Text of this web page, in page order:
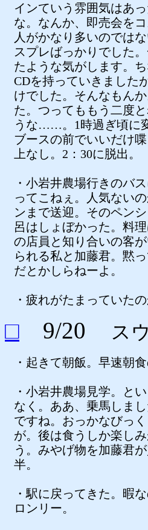
インていう雰囲気はあ
な。なんか、即売会を
人がかなり多いのでは
スプレばっかりでした
たような気がします。
CDを持っていきました
けでした。そんなもん
た。つってももう二度
うな……。1時過ぎ頃に
ブースの前でいいだけ
上なし。2：30に脱出。
・小岩井農場行きのバ
ってこねぇ。人気ない
ンまで送迎。そのペン
呂はしょぼかった。料
の店員と知り合いの客
られる私と加藤君。黙
だとかしらねーよ。
・疲れがたまっていた
□ 9/20 スウ
・起きて朝飯。早速朝
・小岩井農場見学。と
なく。ああ、乗馬しま
ですね。おっかなびっ
が。後は食うしか楽し
う。みやげ物を加藤君
半。
・駅に戻ってきた。暇
ロンリー。